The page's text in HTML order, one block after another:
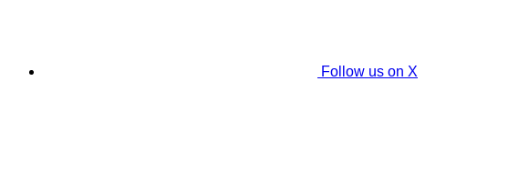
Follow us on X